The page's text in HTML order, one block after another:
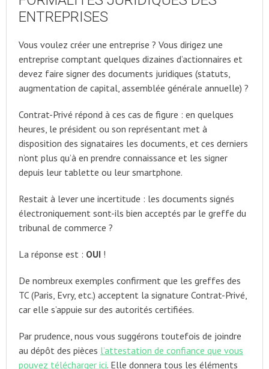
ENTREPRISES
Vous voulez créer une entreprise ? Vous dirigez une
entreprise comptant quelques dizaines d’actionnaires et
devez faire signer des documents juridiques (statuts,
augmentation de capital, assemblée générale annuelle) ?
Contrat-Privé répond à ces cas de figure : en quelques
heures, le président ou son représentant met à
disposition des signataires les documents, et ces derniers
n’ont plus qu’à en prendre connaissance et les signer
depuis leur tablette ou leur smartphone.
Restait à lever une incertitude : les documents signés
électroniquement sont-ils bien acceptés par le greffe du
tribunal de commerce ?
La réponse est : OUI !
De nombreux exemples confirment que les greffes des
TC (Paris, Evry, etc.) acceptent la signature Contrat-Privé,
car elle s’appuie sur des autorités certifiées.
Par prudence, nous vous suggérons toutefois de joindre
au dépôt des pièces l’attestation de confiance que vous
pouvez télécharger ici. Elle donnera tous les éléments